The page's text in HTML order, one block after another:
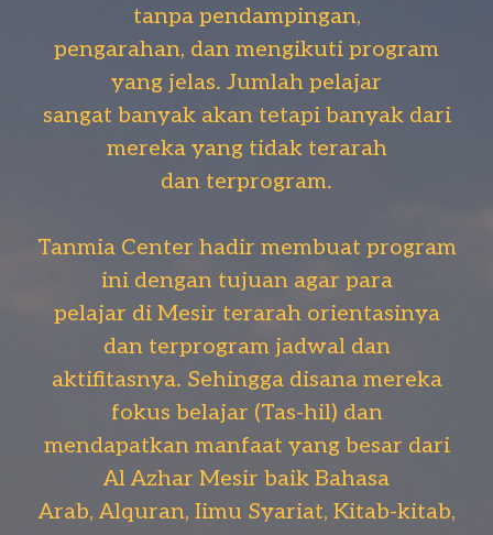
tanpa pendampingan,
pengarahan, dan mengikuti program
yang jelas. Jumlah pelajar
sangat banyak akan tetapi banyak dari
mereka yang tidak terarah
dan terprogram.
Tanmia Center hadir membuat program
ini dengan tujuan agar para
pelajar di Mesir terarah orientasinya
dan terprogram jadwal dan
aktifitasnya. Sehingga disana mereka
fokus belajar (Tas-hil) dan
mendapatkan manfaat yang besar dari
Al Azhar Mesir baik Bahasa
Arab, Alquran, Iimu Syariat, Kitab-kitab,